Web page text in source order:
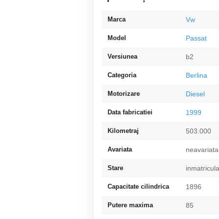
Marca Vw
Model Passat
Versiunea b2
Categoria Berlina
Motorizare Diesel
Data fabricatiei 1999
Kilometraj 503.000
Avariata neavariata
Stare
Capacitate cilindrica 1896
Putere maxima 85